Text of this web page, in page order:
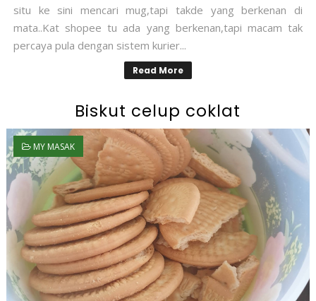
situ ke sini mencari mug,tapi takde yang berkenan di
mata..Kat shopee tu ada yang berkenan,tapi macam tak
percaya pula dengan sistem kurier...
Read More
Biskut celup coklat
MY MASAK